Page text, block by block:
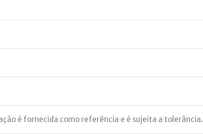
é fornecida como referência e é sujeita a tolerância.